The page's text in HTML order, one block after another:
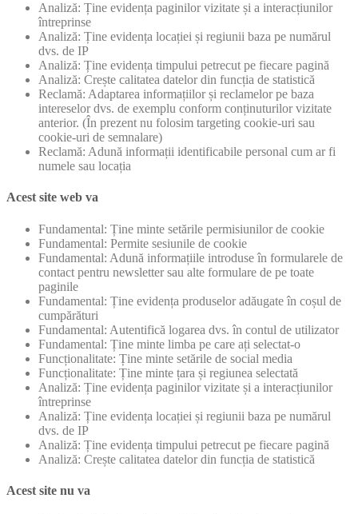
Analiză: Ține evidența paginilor vizitate și a interacțiunilor
întreprinse
Analiză: Ține evidența locației și regiunii baza pe numărul
dvs. de IP
Analiză: Ține evidența timpului petrecut pe fiecare pagină
Analiză: Crește calitatea datelor din funcția de statistică
Reclamă: Adaptarea informațiilor și reclamelor pe baza
intereselor dvs. de exemplu conform conținuturilor vizitate
anterior. (În prezent nu folosim targeting cookie-uri sau
cookie-uri de semnalare)
Reclamă: Adună informații identificabile personal cum ar fi
numele sau locația
Acest site web va
Fundamental: Ține minte setările permisiunilor de cookie
Fundamental: Permite sesiunile de cookie
Fundamental: Adună informațiile introduse în formularele de
contact pentru newsletter sau alte formulare de pe toate
paginile
Fundamental: Ține evidența produselor adăugate în coșul de
cumpărături
Fundamental: Autentifică logarea dvs. în contul de utilizator
Fundamental: Ține minte limba pe care ați selectat-o
Funcționalitate: Ține minte setările de social media
Funcționalitate: Ține minte țara și regiunea selectată
Analiză: Ține evidența paginilor vizitate și a interacțiunilor
întreprinse
Analiză: Ține evidența locației și regiunii baza pe numărul
dvs. de IP
Analiză: Ține evidența timpului petrecut pe fiecare pagină
Analiză: Crește calitatea datelor din funcția de statistică
Acest site nu va